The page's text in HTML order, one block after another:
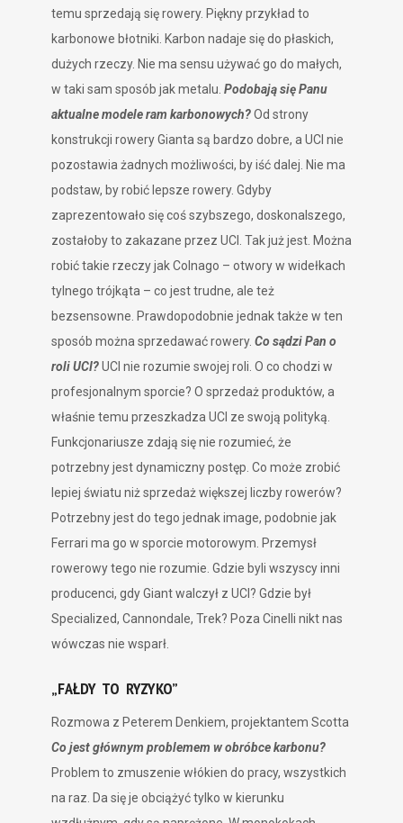
temu sprzedają się rowery. Piękny przykład to
karbonowe błotniki. Karbon nadaje się do płaskich,
dużych rzeczy. Nie ma sensu używać go do małych,
w taki sam sposób jak metalu. Podobają się Panu
aktualne modele ram karbonowych?Od strony
konstrukcji rowery Gianta są bardzo dobre, a UCI nie
pozostawia żadnych możliwości, by iść dalej. Nie ma
podstaw, by robić lepsze rowery. Gdyby
zaprezentowało się coś szybszego, doskonalszego,
zostałoby to zakazane przez UCI. Tak już jest. Można
robić takie rzeczy jak Colnago – otwory w widełkach
tylnego trójkąta – co jest trudne, ale też
bezsensowne. Prawdopodobnie jednak także w ten
sposób można sprzedawać rowery. Co sądzi Pan o
roli UCI?UCI nie rozumie swojej roli. O co chodzi w
profesjonalnym sporcie? O sprzedaż produktów, a
właśnie temu przeszkadza UCI ze swoją polityką.
Funkcjonariusze zdają się nie rozumieć, że
potrzebny jest dynamiczny postęp. Co może zrobić
lepiej światu niż sprzedaż większej liczby rowerów?
Potrzebny jest do tego jednak image, podobnie jak
Ferrari ma go w sporcie motorowym. Przemysł
rowerowy tego nie rozumie. Gdzie byli wszyscy inni
producenci, gdy Giant walczył z UCI? Gdzie był
Specialized, Cannondale, Trek? Poza Cinelli nikt nas
wówczas nie wsparł.
„FAŁDY TO RYZYKO”
Rozmowa z Peterem Denkiem, projektantem Scotta
Co jest głównym problemem w obróbce karbonu?
Problem to zmuszenie włókien do pracy, wszystkich
na raz. Da się je obciążyć tylko w kierunku